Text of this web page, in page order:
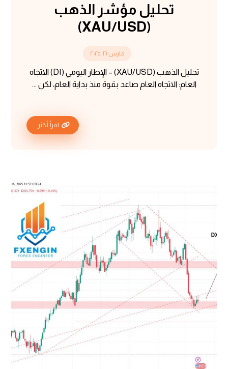
تحليل مؤشر الذهب
(XAU/USD)
مارس ١٦, ٢٠٢٥
تحليل الذهب (XAU/USD) – الإطار اليومي (D١) الاتجاه
العام: الاتجاه العام صاعد بقوة منذ بداية العام، لكن ...
اقرأ أكثر